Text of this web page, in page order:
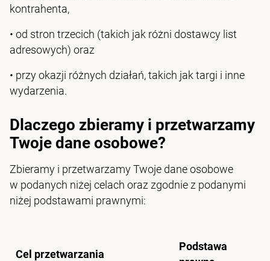
kontrahenta,
• od stron trzecich (takich jak różni dostawcy list
adresowych) oraz
• przy okazji różnych działań, takich jak targi i inne
wydarzenia.
Dlaczego zbieramy i przetwarzamy
Twoje dane osobowe?
Zbieramy i przetwarzamy Twoje dane osobowe
w podanych niżej celach oraz zgodnie z podanymi
niżej podstawami prawnymi:
Cel przetwarzania
Podstawa